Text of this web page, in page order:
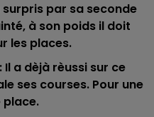
surpris par sa seconde
à son poids il doit
les places.
: Il a dèjà rèussi sur ce
ses courses. Pour une
place.